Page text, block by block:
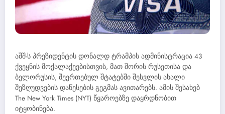
აშშ-ს პრეზიდენტის დონალდ ტრამპის ადმინისტრაცია 43
ქვეყნის მოქალაქეებისთვის, მათ შორის რუსეთისა და
ბელორუსის, შეერთებულ შტატებში შესვლის ახალი
შეზღუდვების დაწესების გეგმას ავითარებს. ამის შესახებ
The New York Times (NYT) წყაროებზე დაყრდნობით
იტყობინება.